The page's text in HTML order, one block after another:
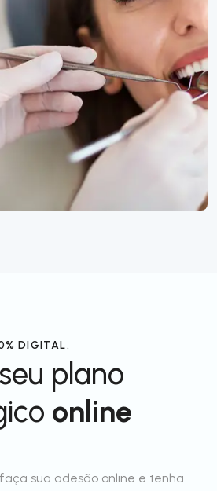
DIGITAL.
seu plano
online
sua adesão online e tenha